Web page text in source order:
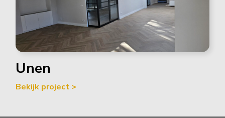
Unen
Bekijk project >